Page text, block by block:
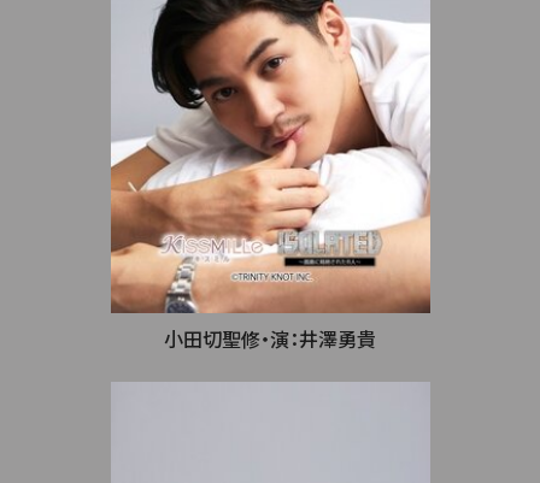
小田切聖修・演：井澤勇貴